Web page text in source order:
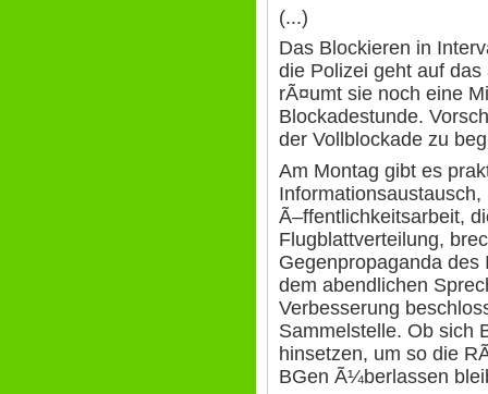
(...)
Das Blockieren in
die Polizei geht auf
rÃ¤umt sie noch eine
Blockadestunde.
der Vollblockade zu
Am Montag gibt es
Ã–ffentlichkeitsarbeit,
Flugblattverteilung,
Gegenpropaganda des
dem abendlichen
Verbesserung
Sammelstelle. Ob sich
hinsetzen, um so die
BGen Ã¼berlassen